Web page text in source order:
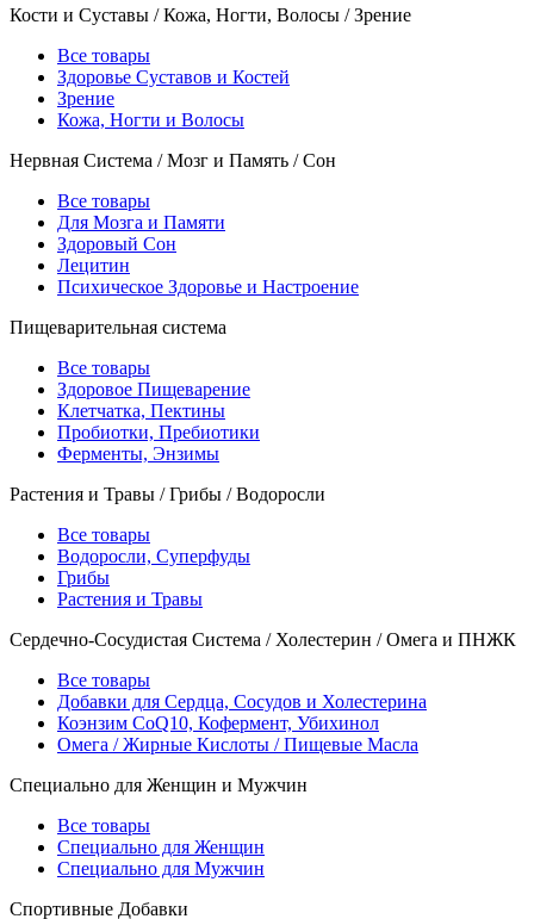
Кости и Суставы / Кожа, Ногти, Волосы / Зрение
Все товары
Здоровье Суставов и Костей
Зрение
Кожа, Ногти и Волосы
Нервная Система / Мозг и Память / Сон
Все товары
Для Мозга и Памяти
Здоровый Сон
Лецитин
Психическое Здоровье и Настроение
Пищеварительная система
Все товары
Здоровое Пищеварение
Клетчатка, Пектины
Пробиотки, Пребиотики
Ферменты, Энзимы
Растения и Травы / Грибы / Водоросли
Все товары
Водоросли, Суперфуды
Грибы
Растения и Травы
Сердечно-Сосудистая Система / Холестерин / Омега и ПНЖК
Все товары
Добавки для Сердца, Сосудов и Холестерина
Коэнзим CoQ10, Кофермент, Убихинол
Омега / Жирные Кислоты / Пищевые Масла
Специально для Женщин и Мужчин
Все товары
Специально для Женщин
Специально для Мужчин
Спортивные Добавки